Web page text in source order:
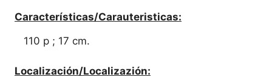
Características/Carauteristicas:
110 p ; 17 cm.
Localización/Localizazión: